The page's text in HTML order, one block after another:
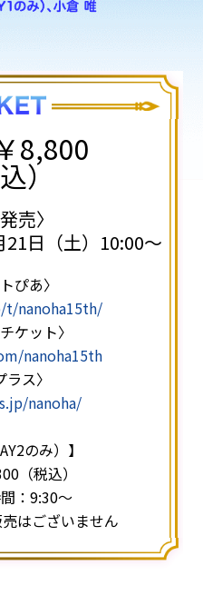
8,800
）
売〉
日（土）10:00～
ぴあ〉
nanoha15th/
ケット〉
nanoha15th
ラス〉
nanoha/
のみ）】
（税込）
：9:30〜
はございません